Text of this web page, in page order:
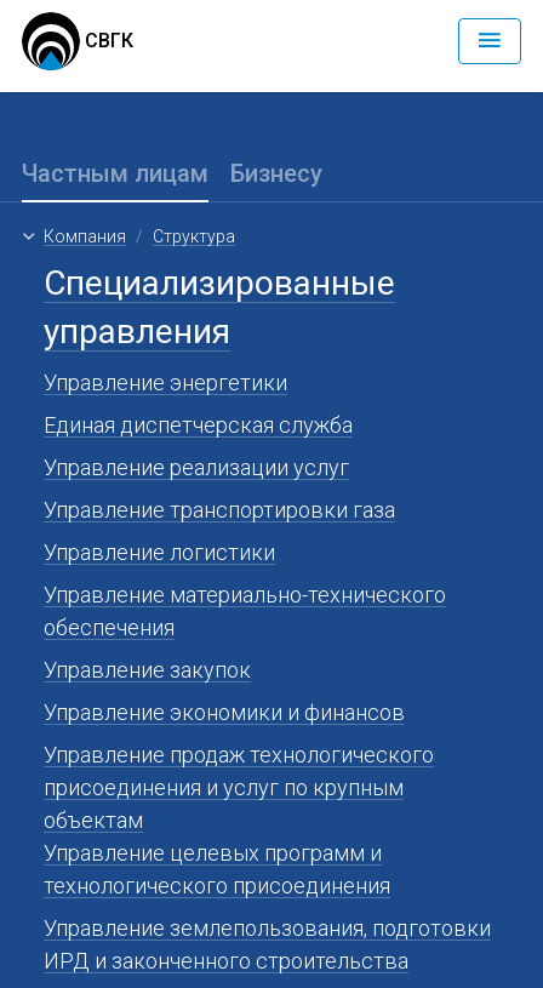
СВГК
Частным лицам Бизнесу
Компания Структура
Специализированные
управления
Управление энергетики
Единая диспетчерская служба
Управление реализации услуг
Управление транспортировки газа
Управление логистики
Управление материально-технического
обеспечения
Управление закупок
Управление экономики и финансов
Управление продаж технологического
присоединения и услуг по крупным
объектам
Управление целевых программ и
технологического присоединения
Управление землепользования, подготовки
ИРД и законченного строительства